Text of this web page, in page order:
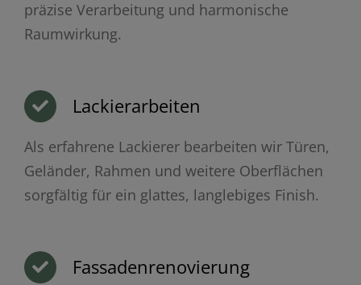
präzise Verarbeitung und harmonische
Raumwirkung.
Lackierarbeiten
Als erfahrene Lackierer bearbeiten wir Türen,
Geländer, Rahmen und weitere Oberflächen
sorgfältig für ein glattes, langlebiges Finish.
Fassadenrenovierung